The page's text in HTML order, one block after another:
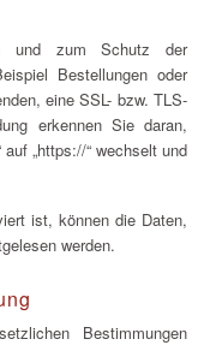
und zum Schutz der
Bestellungen oder
eine SSL- bzw. TLS-
erkennen Sie daran,
„https://“ wechselt und
ist, können die Daten,
werden.
Bestimmungen